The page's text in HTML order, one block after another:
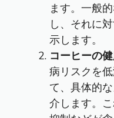
ます。一般
し、それに
示します。
コーヒーの
病リスクを
て、具体的
介します。